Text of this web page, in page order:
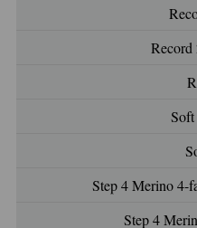
Step 4 Merino 4-
Step 4